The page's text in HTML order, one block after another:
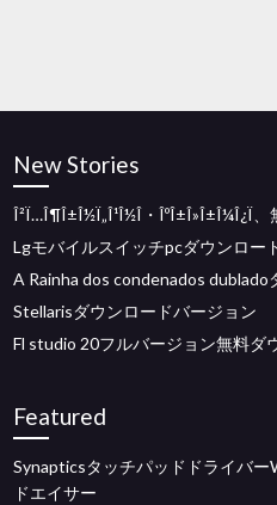
New Stories
Î²Ï…Î¶Î±Î½Ï„Î¹Î½Î・ÎºÎ±Î»Î±Î¼Î¿Ï、
Lgモバイルスイッチpcダウンロー
A Rainha dos condenados dublado
Stellarisダウンロードバージョン
Fl studio 20フルバージョン無料ダ
Featured
Synapticsタッチパッドドライバ
ドエイサー